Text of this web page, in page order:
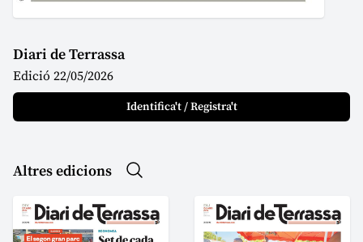
Diari de Terrassa
Edició 22/05/2026
Identifica't / Registra't
Altres edicions